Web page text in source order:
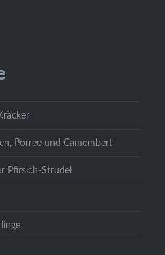
Porree und Camembert
Pfirsich-Strudel